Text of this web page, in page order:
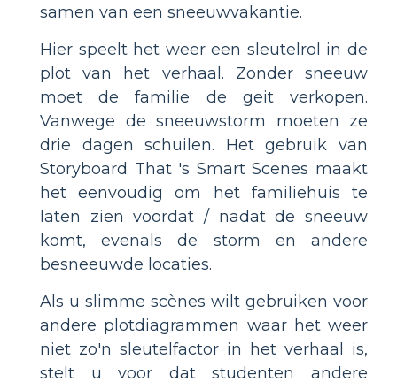
samen van een sneeuwvakantie.
Hier speelt het weer een sleutelrol in de
plot van het verhaal. Zonder sneeuw
moet de familie de geit verkopen.
Vanwege de sneeuwstorm moeten ze
drie dagen schuilen. Het gebruik van
Storyboard That 's Smart Scenes maakt
het eenvoudig om het familiehuis te
laten zien voordat / nadat de sneeuw
komt, evenals de storm en andere
besneeuwde locaties.
Als u slimme scènes wilt gebruiken voor
andere plotdiagrammen waar het weer
niet zo'n sleutelfactor in het verhaal is,
stelt u voor dat studenten andere